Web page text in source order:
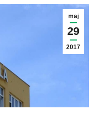
maj
29
2017